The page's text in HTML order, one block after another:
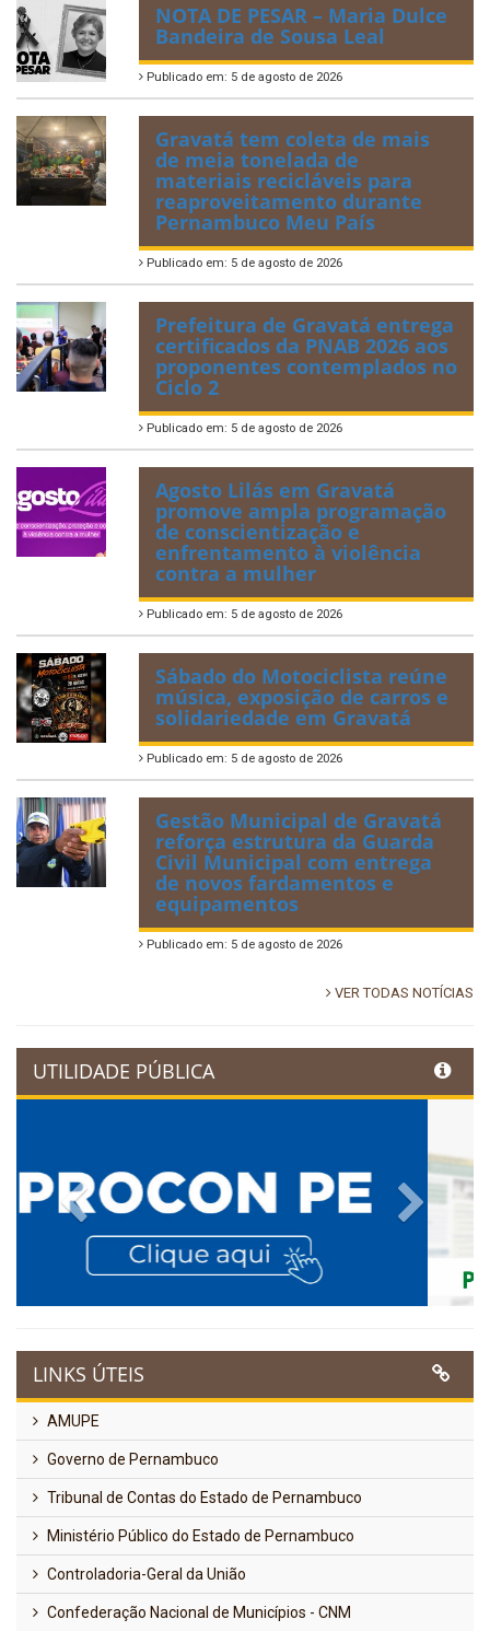
NOTA DE PESAR – Maria Dulce
Bandeira de Sousa Leal
Publicado em: 5 de agosto de 2026
Gravatá tem coleta de mais
de meia tonelada de
materiais recicláveis para
reaproveitamento durante
Pernambuco Meu País
Publicado em: 5 de agosto de 2026
Prefeitura de Gravatá entrega
certificados da PNAB 2026 aos
proponentes contemplados no
Ciclo 2
Publicado em: 5 de agosto de 2026
Agosto Lilás em Gravatá
promove ampla programação
de conscientização e
enfrentamento à violência
contra a mulher
Publicado em: 5 de agosto de 2026
Sábado do Motociclista reúne
música, exposição de carros e
solidariedade em Gravatá
Publicado em: 5 de agosto de 2026
Gestão Municipal de Gravatá
reforça estrutura da Guarda
Civil Municipal com entrega
de novos fardamentos e
equipamentos
Publicado em: 5 de agosto de 2026
VER TODAS NOTÍCIAS
UTILIDADE PÚBLICA
Previous Next
LINKS ÚTEIS
AMUPE
Governo de Pernambuco
Tribunal de Contas do Estado de Pernambuco
Ministério Público do Estado de Pernambuco
Controladoria-Geral da União
Confederação Nacional de Municípios - CNM